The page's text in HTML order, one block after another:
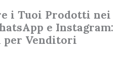
i Tuoi Prodotti nei
e Instagram:
per Venditori